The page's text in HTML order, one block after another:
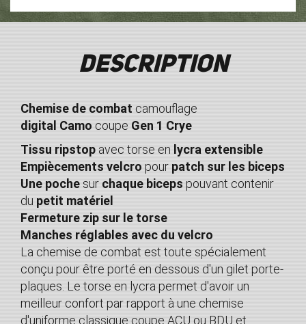
Description
Chemise de combat camouflage
digital Camo coupe Gen 1 Crye
Tissu ripstop avec torse en lycra extensible
Empiècements velcro pour patch sur les biceps
Une poche sur chaque biceps pouvant contenir
du petit matériel
Fermeture zip sur le torse
Manches réglables avec du velcro
La chemise de combat est toute spécialement
conçu pour être porté en dessous d'un gilet porte-
plaques. Le torse en lycra permet d'avoir un
meilleur confort par rapport à une chemise
d'uniforme classique coupe ACU ou BDU et